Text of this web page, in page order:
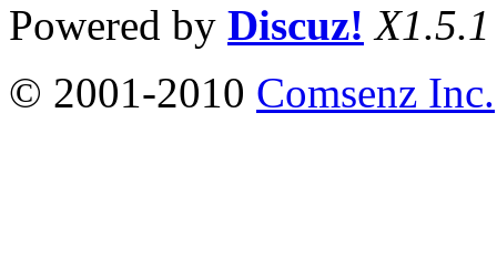
Powered by Discuz! X1.5.1
© 2001-2010 Comsenz Inc.